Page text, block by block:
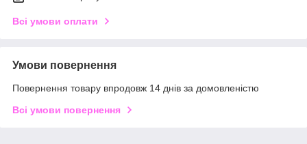
Всі умови оплати
Умови повернення
Повернення товару впродовж 14 днів за домовленістю
Всі умови повернення